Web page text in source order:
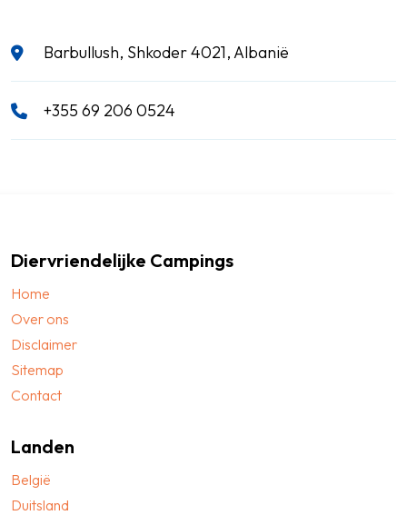
Barbullush, Shkoder 4021, Albanië
+355 69 206 0524
Diervriendelijke Campings
Home
Over ons
Disclaimer
Sitemap
Contact
Landen
België
Duitsland